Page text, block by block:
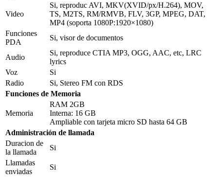
Video
Si, reproduc AVI, MKV(XVID/px/H.264), MOV,
TS, M2TS, RM/RMVB, FLV, 3GP, MPEG, DAT,
MP4 (soporta 1080P:1920×1080)
Funciones
PDA
Si, visor de documentos
Audio
Si, reproduce CTIA MP3, OGG, AAC, etc, LRC
lyrics
Voz
Si
Radio
Si, Stereo FM con RDS
Funciones de Memoria
Memoria
RAM 2GB
Interna: 16 GB
Ampliable con tarjeta micro SD hasta 64 GB
Administración de llamada
Duracion de
la llamada
Si
Llamadas
enviadas
Si